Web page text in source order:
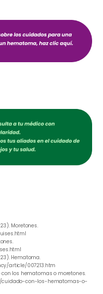
Moretones.
Hematoma.
article/007213.htm
los hematomas o moretones.
cuidado-con-los-hematomas-o-